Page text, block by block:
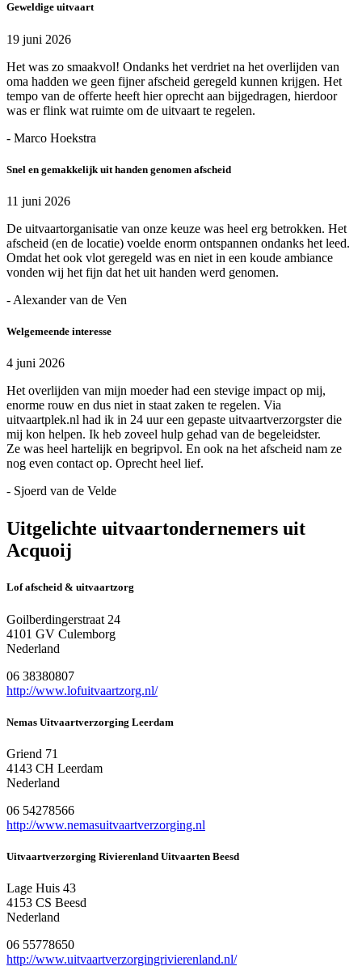
Geweldige uitvaart
19 juni 2026
Het was zo smaakvol! Ondanks het verdriet na het overlijden van
oma hadden we geen fijner afscheid geregeld kunnen krijgen. Het
tempo van de offerte heeft hier oprecht aan bijgedragen, hierdoor
was er flink wat ruimte om de uitvaart te regelen.
- Marco Hoekstra
Snel en gemakkelijk uit handen genomen afscheid
11 juni 2026
De uitvaartorganisatie van onze keuze was heel erg betrokken. Het
afscheid (en de locatie) voelde enorm ontspannen ondanks het leed.
Omdat het ook vlot geregeld was en niet in een koude ambiance
vonden wij het fijn dat het uit handen werd genomen.
- Alexander van de Ven
Welgemeende interesse
4 juni 2026
Het overlijden van mijn moeder had een stevige impact op mij,
enorme rouw en dus niet in staat zaken te regelen. Via
uitvaartplek.nl had ik in 24 uur een gepaste uitvaartverzorgster die
mij kon helpen. Ik heb zoveel hulp gehad van de begeleidster.
Ze was heel hartelijk en begripvol. En ook na het afscheid nam ze
nog even contact op. Oprecht heel lief.
- Sjoerd van de Velde
Uitgelichte uitvaartondernemers uit
Acquoij
Lof afscheid & uitvaartzorg
Goilberdingerstraat 24
4101 GV Culemborg
Nederland
06 38380807
http://www.lofuitvaartzorg.nl/
Nemas Uitvaartverzorging Leerdam
Griend 71
4143 CH Leerdam
Nederland
06 54278566
http://www.nemasuitvaartverzorging.nl
Uitvaartverzorging Rivierenland Uitvaarten Beesd
Lage Huis 43
4153 CS Beesd
Nederland
06 55778650
http://www.uitvaartverzorgingrivierenland.nl/